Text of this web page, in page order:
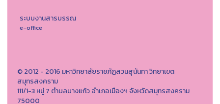
ระบบงานสารบรรณ
e-office
© 2012 - 2016 มหาวิทยาลัยราชภัฏสวนสุนันทา วิทยาเขต
สมุทรสงคราม
111/1-3 หมู่ 7 ตำบลบางแก้ว อำเภอเมืองฯ จังหวัดสมุทรสงคราม
75000